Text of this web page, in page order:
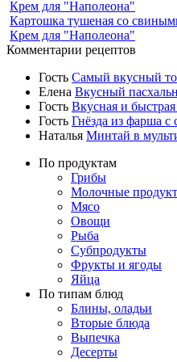
Крем для "Наполеона"
Картошка тушеная со
Крем для "Наполеона"
Комментарии рецептов
Гость Самый вкусный
Елена Вкусный
Гость Вкусная и
Гость Гнёзда из фарша с
Наталья Минтай в
По продуктам
Грибы
Молочные
Мясо
Овощи
Рыба
Субпродукты
Фрукты и ягоды
Яйца
По типам блюд
Блины, оладьи
Вторые блюда
Выпечка
Десерты